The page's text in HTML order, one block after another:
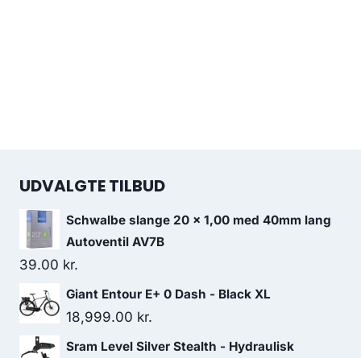
UDVALGTE TILBUD
Schwalbe slange 20 x 1,00 med 40mm lang
Autoventil AV7B
39.00 kr.
Giant Entour E+ 0 Dash - Black XL
18,999.00 kr.
Sram Level Silver Stealth - Hydraulisk